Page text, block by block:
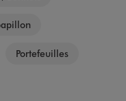
Portefeuilles